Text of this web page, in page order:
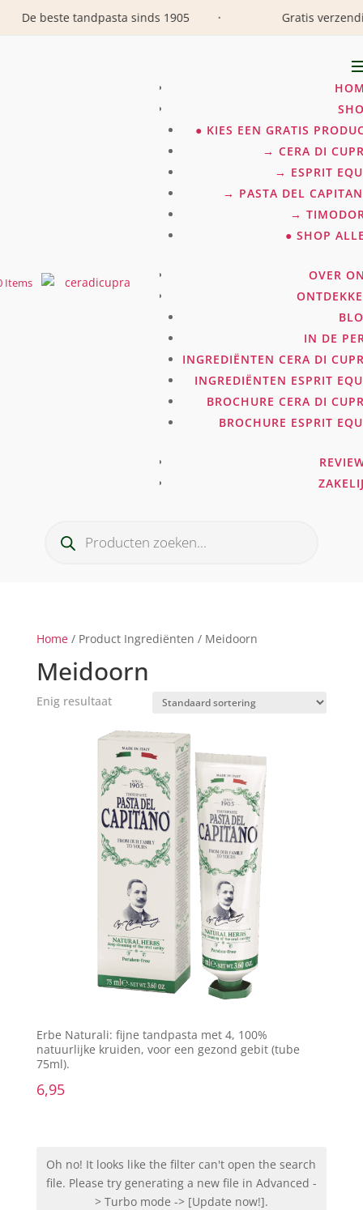
De beste tandpasta sinds 1905 Gratis
Items
● KIES EEN GRATIS
→ CERA DI
→ ESPRIT
→ PASTA DEL
→
● SHOP
OVER
IN DE
INGREDIËNTEN CERA DI
INGREDIËNTEN ESPRIT
BROCHURE CERA DI
BROCHURE ESPRIT
zoeken
Home/ Product Ingrediënten / Meidoorn
Meidoorn
Enig resultaat
Erbe Naturali: fijne tandpasta met 4, 100%
natuurlijke kruiden, voor een gezond gebit (tube
75ml).
6,95
Oh no! It looks like the filter can't open the search
file. Please try generating a new file in Advanced -
> Turbo mode -> [Update now!].